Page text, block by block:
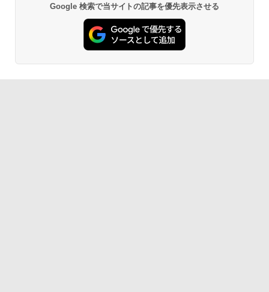
Google 検索で当サイトの記事を優先表示させる